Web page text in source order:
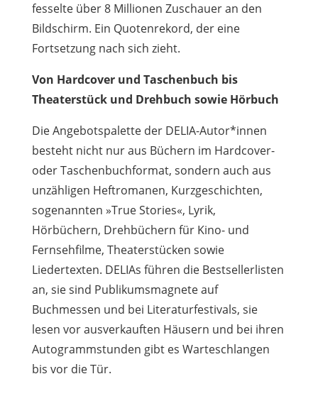
fesselte über 8 Millionen Zuschauer an den
Bildschirm. Ein Quotenrekord, der eine
Fortsetzung nach sich zieht.
Von Hardcover und Taschenbuch bis
Theaterstück und Drehbuch sowie Hörbuch
Die Angebotspalette der DELIA-Autor*innen
besteht nicht nur aus Büchern im Hardcover-
oder Taschenbuchformat, sondern auch aus
unzähligen Heftromanen, Kurzgeschichten,
sogenannten »True Stories«, Lyrik,
Hörbüchern, Drehbüchern für Kino- und
Fernsehfilme, Theaterstücken sowie
Liedertexten. DELIAs führen die Bestsellerlisten
an, sie sind Publikumsmagnete auf
Buchmessen und bei Literaturfestivals, sie
lesen vor ausverkauften Häusern und bei ihren
Autogrammstunden gibt es Warteschlangen
bis vor die Tür.